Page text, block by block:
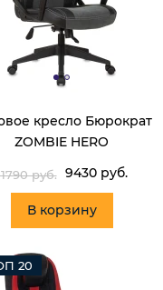
кресло Бюрократ
ZOMBIE HERO
руб. 9430 руб.
В корзину
20